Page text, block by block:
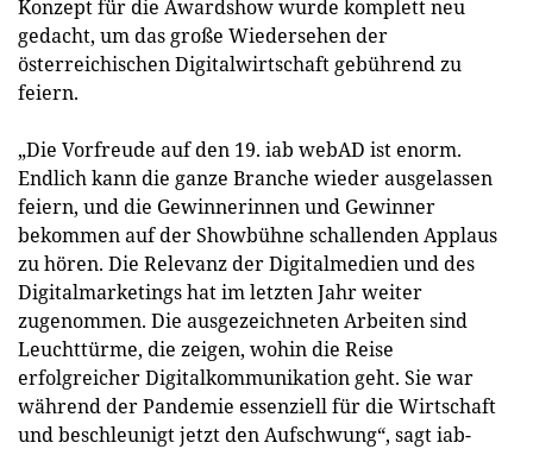
Konzept für die Awardshow wurde komplett neu
gedacht, um das große Wiedersehen der
österreichischen Digitalwirtschaft gebührend zu
feiern.
„Die Vorfreude auf den 19. iab webAD ist enorm.
Endlich kann die ganze Branche wieder ausgelassen
feiern, und die Gewinnerinnen und Gewinner
bekommen auf der Showbühne schallenden Applaus
zu hören. Die Relevanz der Digitalmedien und des
Digitalmarketings hat im letzten Jahr weiter
zugenommen. Die ausgezeichneten Arbeiten sind
Leuchttürme, die zeigen, wohin die Reise
erfolgreicher Digitalkommunikation geht. Sie war
während der Pandemie essenziell für die Wirtschaft
und beschleunigt jetzt den Aufschwung“, sagt iab-